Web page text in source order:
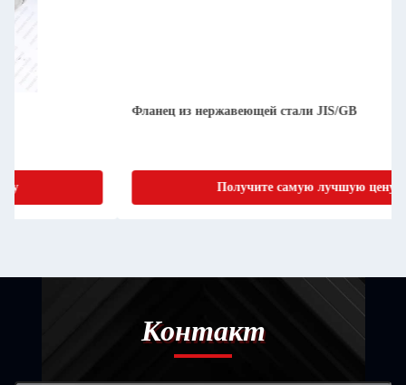
Фланец из нержавеющей стали JIS/GB
Получите самую лучшую цену
Контакт